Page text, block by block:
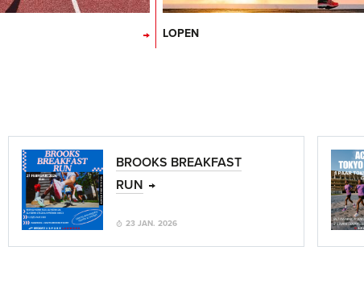
LOPEN
BROOKS BREAKFAST
RUN
23 JAN. 2026